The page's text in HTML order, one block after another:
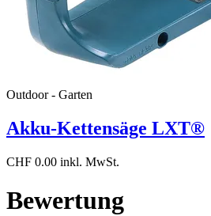
Outdoor - Garten
Akku-Kettensäge LXT®
CHF 0.00 inkl. MwSt.
Bewertung